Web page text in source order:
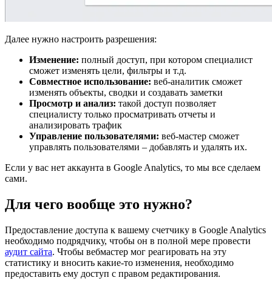
Далее нужно настроить разрешения:
Изменение: полный доступ, при котором специалист
сможет изменять цели, фильтры и т.д.
Совместное использование: веб-аналитик сможет
изменять объекты, сводки и создавать заметки
Просмотр и анализ: такой доступ позволяет
специалисту только просматривать отчеты и
анализировать трафик
Управление пользователями: веб-мастер сможет
управлять пользователями – добавлять и удалять их.
Если у вас нет аккаунта в Google Analytics, то мы все сделаем
сами.
Для чего вообще это нужно?
Предоставление доступа к вашему счетчику в Google Analytics
необходимо подрядчику, чтобы он в полной мере провести
аудит сайта. Чтобы вебмастер мог реагировать на эту
статистику и вносить какие-то изменения, необходимо
предоставить ему доступ с правом редактирования.